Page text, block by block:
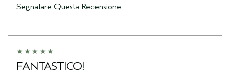
Segnalare Questa Recensione
FANTASTICO!